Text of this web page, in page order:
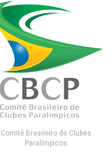
Comitê Brasileiro de Clubes
Paralímpicos